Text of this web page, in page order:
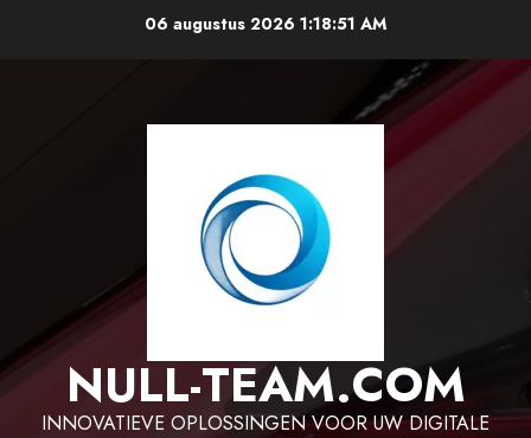
06 augustus 2026 1:18:51 AM
NULL-TEAM.COM
INNOVATIEVE OPLOSSINGEN VOOR UW DIGITALE